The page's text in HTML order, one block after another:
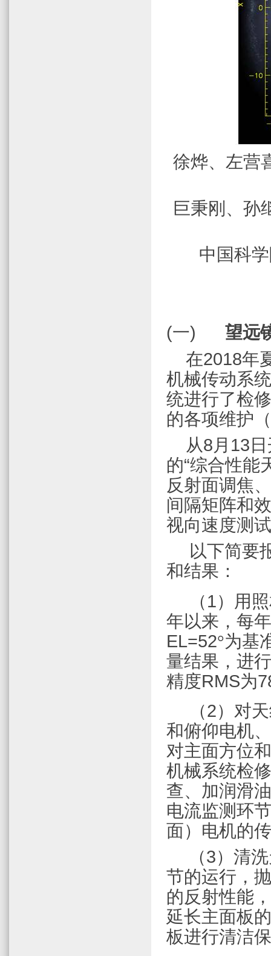
徐烨、左营
巨秉刚、孙
中国科
(一)
望远
在2018年
机械传动系
统进行了检
的各项维护
从8月 13 日
的“综合性能
反射面调焦
间隔矩阵和
视向速度测
以下简要
和结果：
（1）用
年以来，每
EL=52°为基
量结果，进
精度RMS为
（2）对
和俯仰电机
对主面方位
机械系统检
查、加润滑
电流监测环
面）电机的
（3）清
节的运行，
的反射性能
延长主面板
板进行清洁